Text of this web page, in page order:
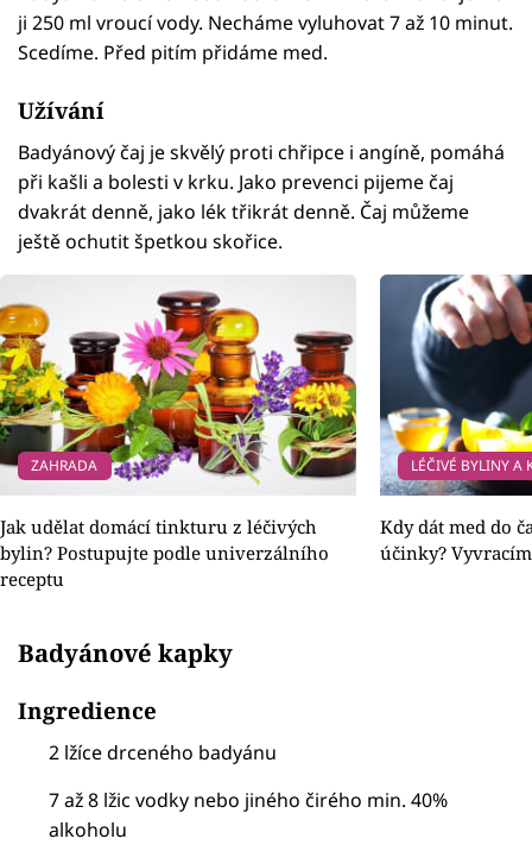
ji 250 ml vroucí vody. Necháme vyluhovat 7 až 10 minut.
Scedíme. Před pitím přidáme med.
Užívání
Badyánový čaj je skvělý proti chřipce i angíně, pomáhá
při kašli a bolesti v krku. Jako prevenci pijeme čaj
dvakrát denně, jako lék třikrát denně. Čaj můžeme
ještě ochutit špetkou skořice.
ZAHRADA
Jak udělat domácí tinkturu z léčivých
bylin? Postupujte podle univerzálního
receptu
LÉČIVÉ BYLINY A
Kdy dát med do
účinky?
Badyánové kapky
Ingredience
2 lžíce drceného badyánu
7 až 8 lžic vodky nebo jiného čirého min. 40%
alkoholu